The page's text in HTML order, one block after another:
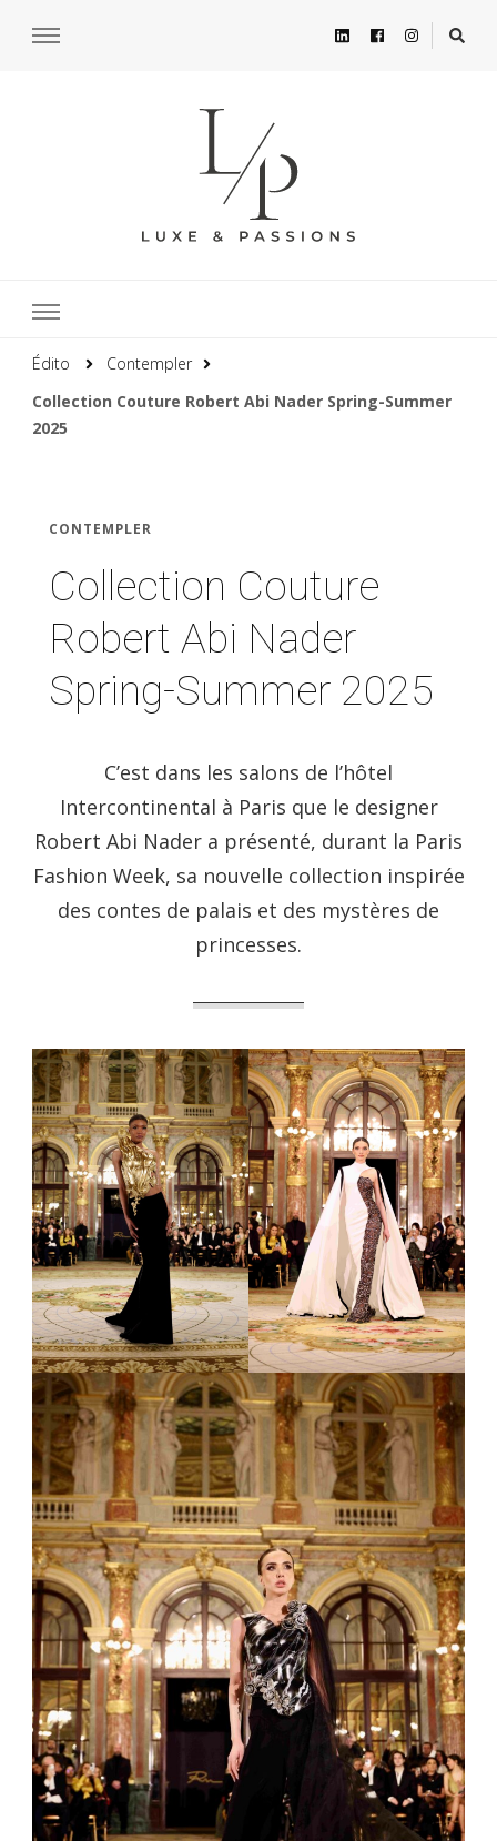
Édito
Contempler
Collection Couture Robert Abi Nader Spring-Summer
2025
CONTEMPLER
Collection Couture
Robert Abi Nader
Spring-Summer 2025
C’est dans les salons de l’hôtel
Intercontinental à Paris que le designer
Robert Abi Nader a présenté, durant la Paris
Fashion Week, sa nouvelle collection inspirée
des contes de palais et des mystères de
princesses.